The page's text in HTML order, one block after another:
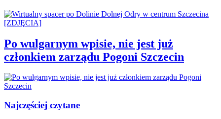
Po wulgarnym wpisie, nie jest już
członkiem zarządu Pogoni Szczecin
Najczęściej czytane